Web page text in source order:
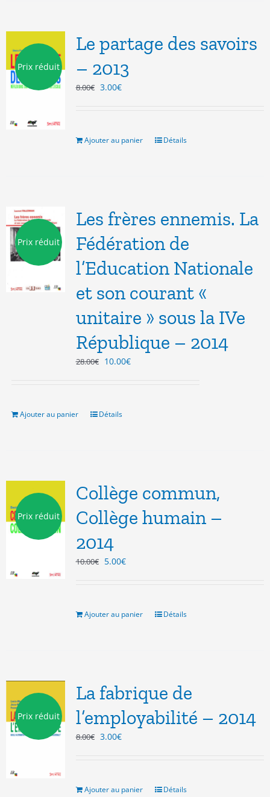
Prix réduit
Le partage des savoirs
– 2013
8.00€ Le
8.00€.
3.00€Le
3.00€.
Ajouter au panier Détails
Prix réduit
Les frères ennemis. La
Fédération de
l’Education Nationale
et son courant «
unitaire » sous la IVe
République – 2014
28.00€ Le
28.00€.
10.00€Le
Ajouter au panier Détails
Prix réduit
Collège commun,
Collège humain –
2014
10.00€ Le
10.00€.
5.00€Le
5.00€.
Ajouter au panier Détails
Prix réduit
La fabrique de
l’employabilité – 2014
8.00€ Le
8.00€.
3.00€Le
3.00€.
Ajouter au panier Détails